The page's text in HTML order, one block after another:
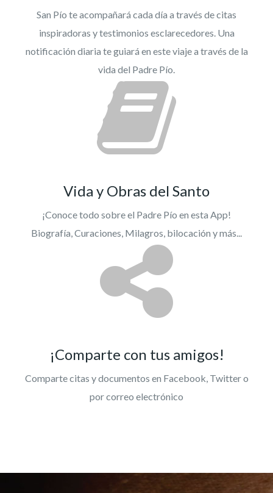
San Pío te acompañará cada día a través de citas
inspiradoras y testimonios esclarecedores. Una
notificación diaria te guiará en este viaje a través de la
vida del Padre Pío.
Vida y Obras del Santo
¡Conoce todo sobre el Padre Pío en esta App!
Biografía, Curaciones, Milagros, bilocación y más...
¡Comparte con tus amigos!
Comparte citas y documentos en Facebook, Twitter o
por correo electrónico